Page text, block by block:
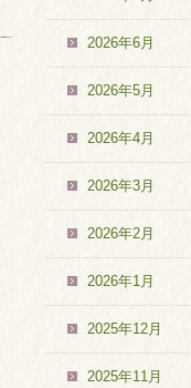
2026年6月
2026年5月
2026年4月
2026年3月
2026年2月
2026年1月
2025年12月
2025年11月